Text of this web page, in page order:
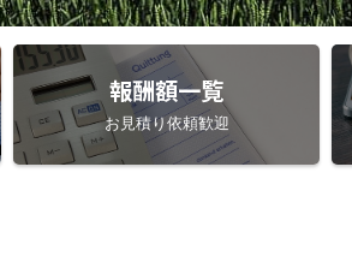
報酬額一覧
お見積り依頼歓迎